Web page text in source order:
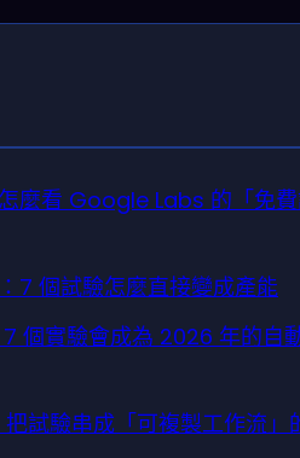
麼看 Google Labs 的「免
7 個試驗怎麼直接變成產能
個實驗會成為 2026 年的自
試驗串成「可複製工作流」